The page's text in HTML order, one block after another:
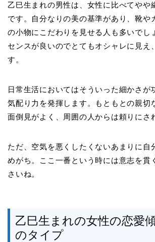
乙巳生まれの男性は、女性に比べてやや
です。自分なりの美の基準があり、靴や
の小物にこだわりを見せる人も多いでし
センスが良いのでとてもオシャレに見え
す。
日常生活においてはそういった細かさが
気配り力を発揮します。もともとの親切
面倒見がよく、周囲の人からは頼りにさ
ただ、空気を悪くしたくないあまりに自
めがち。ここ一番という時には意志を貫
さいね。
乙巳生まれの女性の恋愛
のタイプ